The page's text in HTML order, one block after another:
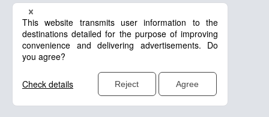
プライバシーポリシー
Cookieポリシー
GDPRに関するプライバシーポリシー
©PACRAFT CO., LTD. All rights reserved.